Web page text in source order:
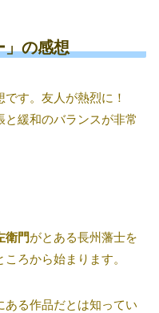
」の感想
です。友人が熱烈に！
緩和のバランスが非常
衛門がとある長州藩士を
ろから始まります。
る作品だとは知ってい